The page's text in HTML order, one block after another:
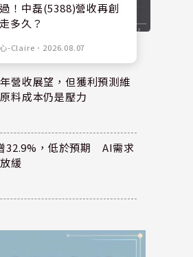
！中磊(5388)營收再創
多久？
-Claire ． 2026.08.07
營收展望，但獲利預測維
料成本仍是壓力
32.9%，低於預期 AI需求
緩